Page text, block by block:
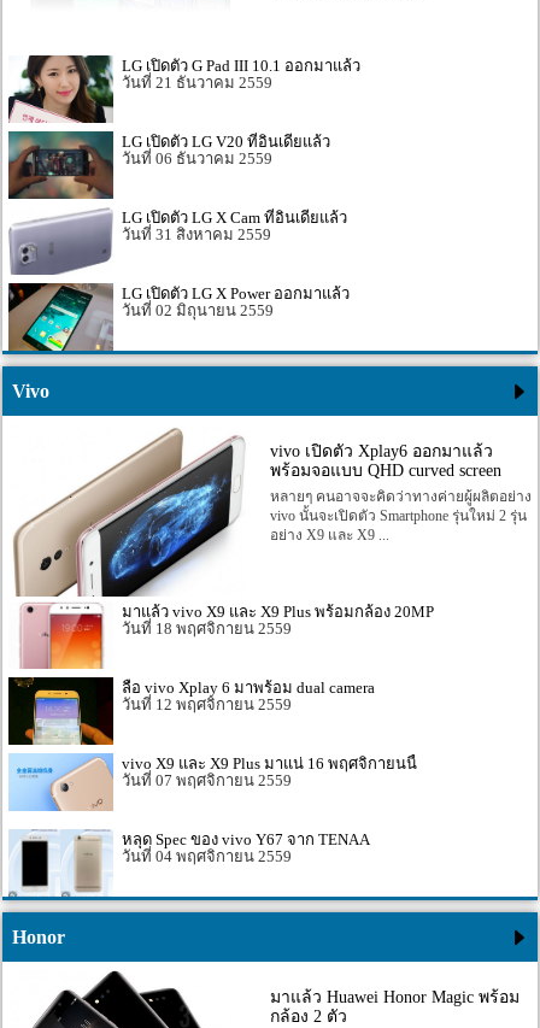
LG เปิดตัว G Pad III 10.1 ออกมาแล้ว
21 ธันวาคม 2559
LG เปิดตัว LG V20 ที่อินเดียแล้ว
06 ธันวาคม 2559
LG เปิดตัว LG X Cam ที่อินเดียแล้ว
31 สิงหาคม 2559
LG เปิดตัว LG X Power ออกมาแล้ว
02 มิถุนายน 2559
Vivo
vivo เปิดตัว Xplay6 ออกมาแล้ว
พร้อมจอแบบ QHD curved screen
หลายๆ คนอาจจะคิดว่าทางค่ายผู้ผลิตอย่าง
vivo นั้นจะเปิดตัว Smartphone รุ่นใหม่ 2 รุ่น
อย่าง X9 และ X9 ...
มาแล้ว vivo X9 และ X9 Plus พร้อมกล้อง 20MP
18 พฤศจิกายน 2559
ลือ vivo Xplay 6 มาพร้อม dual camera
12 พฤศจิกายน 2559
vivo X9 และ X9 Plus มาแน่ 16 พฤศจิกายนนี้
07 พฤศจิกายน 2559
หลุด Spec ของ vivo Y67 จาก TENAA
04 พฤศจิกายน 2559
Honor
มาแล้ว Huawei Honor Magic พร้อม
กล้อง 2 ตัว